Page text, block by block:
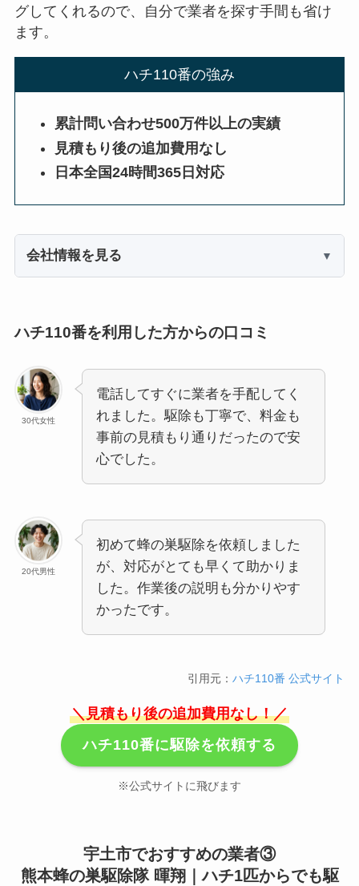
グしてくれるので、自分で業者を探す手間も省け
ます。
ハチ110番の強み
累計問い合わせ500万件以上の実績
見積もり後の追加費用なし
日本全国24時間365日対応
会社情報を見る
ハチ110番を利用した方からの口コミ
30代女性
電話してすぐに業者を手配してく
れました。駆除も丁寧で、料金も
事前の見積もり通りだったので安
心でした。
20代男性
初めて蜂の巣駆除を依頼しました
が、対応がとても早くて助かりま
した。作業後の説明も分かりやす
かったです。
引用元：ハチ110番 公式サイト
＼見積もり後の追加費用なし！／
ハチ110番に駆除を依頼する
※公式サイトに飛びます
宇土市でおすすめの業者③
熊本蜂の巣駆除隊 暉翔｜ハチ1匹からでも駆